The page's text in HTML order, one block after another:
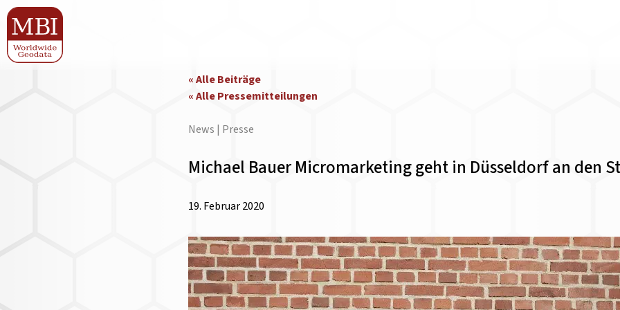
« Alle Beiträge
« Alle Pressemitteilungen
News | Presse
Michael Bauer Micromarketing geht in Düsseldorf an den
19. Februar 2020